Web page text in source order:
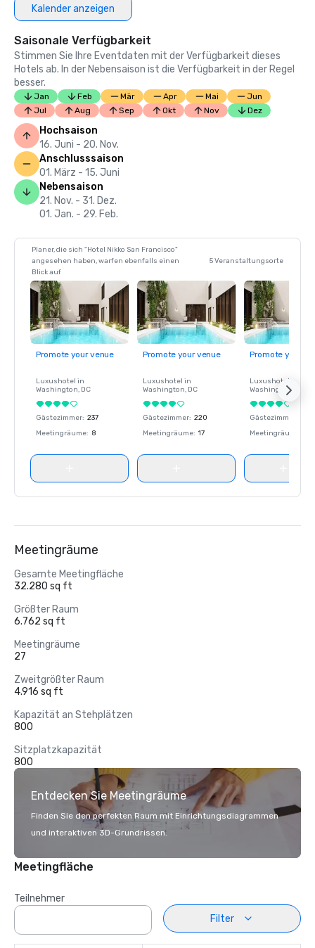
Kalender anzeigen
Saisonale Verfügbarkeit
Stimmen Sie Ihre Eventdaten mit der Verfügbarkeit dieses
Hotels ab. In der Nebensaison ist die Verfügbarkeit in der Regel
besser.
Jan Feb Mär Apr Mai
Jun
Jul
Aug Sep Okt Nov Dez
Hochsaison
16. Juni - 20. Nov.
Anschlusssaison
01. März - 15. Juni
Nebensaison
21. Nov. - 31. Dez.
01. Jan. - 29. Feb.
Planer, die sich "Hotel Nikko San Francisco"
angesehen haben, warfen ebenfalls einen
Blick auf
5 Veranstaltungsorte
Promote your venue
Luxushotel in
Washington, DC
Gästezimmer: 237
Meetingräume: 8
Promote your venue
Luxushotel in
Washington, DC
Gästezimmer: 220
Meetingräume: 17
Promote your
Luxushotel in
Washington
Gästezimmer
Meetingräume
Meetingräume
Gesamte Meetingfläche
32.280 sq ft
Größter Raum
6.762 sq ft
Meetingräume
27
Zweitgrößter Raum
4.916 sq ft
Kapazität an Stehplätzen
800
Sitzplatzkapazität
800
Entdecken Sie Meetingräume
Finden Sie den perfekten Raum mit Einrichtungsdiagrammen
und interaktiven 3D-Grundrissen.
Meetingfläche
Teilnehmer
Filter